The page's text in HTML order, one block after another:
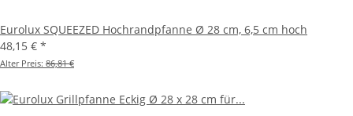
Eurolux SQUEEZED Hochrandpfanne Ø 28 cm, 6,5 cm hoch
48,15 € *
Alter Preis: 86,81 €